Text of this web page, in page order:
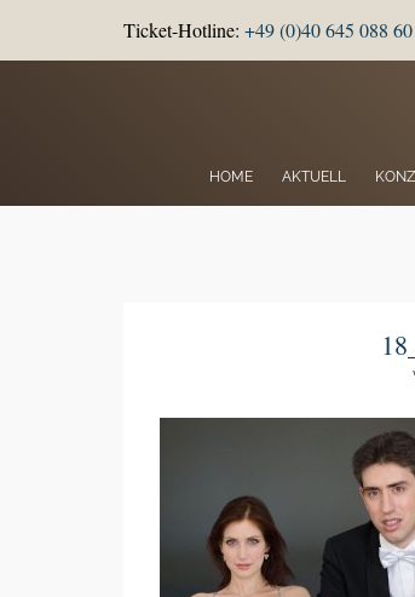
Ticket-Hotline: +49 (0)40 645 088 60
HOME AKTUELL